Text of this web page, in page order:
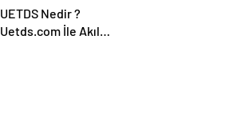
UETDS Nedir ?
Uetds.com İle Akıllı